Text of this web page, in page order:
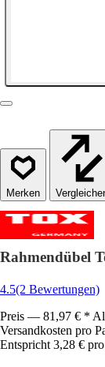
Rahmendübel
4.5(2 Bewertungen)
Preis — 81,97 € *
Versandkosten pro
Entspricht 3,28 €